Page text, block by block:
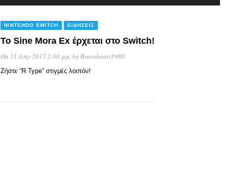
NINTENDO SWITCH ΕΙΔΉΣΕΙΣ
Το Sine Mora Ex έρχεται στο Switch!
On 11 Απρ 2017 2:00 μμ, byBraveheart1980
Ζήστε “R Type” στιγμές λοιπόν!